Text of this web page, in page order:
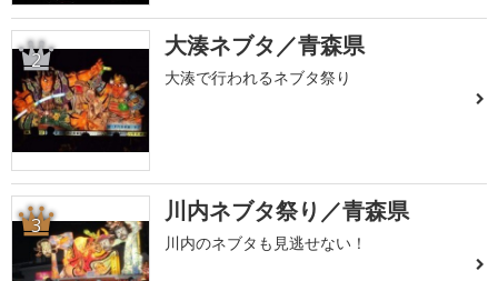
2 大湊ネブタ／青森県
大湊で行われるネブタ祭り
3 川内ネブタ祭り／青森県
川内のネブタも見逃せない！